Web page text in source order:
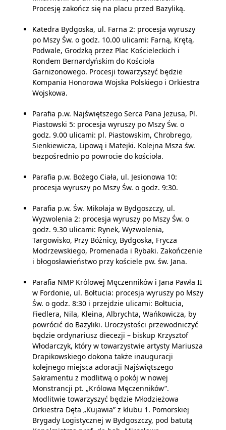
Procesję zakończ się na placu przed Bazyliką.
Katedra Bydgoska, ul. Farna 2: procesja wyruszy
po Mszy Św. o godz. 10.00 ulicami: Farną, Krętą,
Podwale, Grodzką przez Plac Kościeleckich i
Rondem Bernardyńskim do Kościoła
Garnizonowego. Procesji towarzyszyć będzie
Kompania Honorowa Wojska Polskiego i Orkiestra
Wojskowa.
Parafia p.w. Najświętszego Serca Pana Jezusa, Pl.
Piastowski 5: procesja wyruszy po Mszy Św. o
godz. 9.00 ulicami: pl. Piastowskim, Chrobrego,
Sienkiewicza, Lipową i Matejki. Kolejna Msza św.
bezpośrednio po powrocie do kościoła.
Parafia p.w. Bożego Ciała, ul. Jesionowa 10:
procesja wyruszy po Mszy Św. o godz. 9:30.
Parafia p.w. Św. Mikołaja w Bydgoszczy, ul.
Wyzwolenia 2: procesja wyruszy po Mszy Św. o
godz. 9.30 ulicami: Rynek, Wyzwolenia,
Targowisko, Przy Bóżnicy, Bydgoska, Frycza
Modrzewskiego, Promenada i Rybaki. Zakończenie
i błogosławieństwo przy kościele pw. św. Jana.
Parafia NMP Królowej Męczenników i Jana Pawła II
w Fordonie, ul. Bołtucia: procesja wyruszy po Mszy
Św. o godz. 8:30 i przejdzie ulicami: Bołtucia,
Fiedlera, Nila, Kleina, Albrychta, Wańkowicza, by
powrócić do Bazyliki. Uroczystości przewodniczyć
będzie ordynariusz diecezji – biskup Krzysztof
Włodarczyk, który w towarzystwie artysty Mariusza
Drapikowskiego dokona także inauguracji
kolejnego miejsca adoracji Najświętszego
Sakramentu z modlitwą o pokój w nowej
Monstrancji pt. „Królowa Męczenników”.
Modlitwie towarzyszyć będzie Młodzieżowa
Orkiestra Dęta „Kujawia” z klubu 1. Pomorskiej
Brygady Logistycznej w Bydgoszczy, pod batutą